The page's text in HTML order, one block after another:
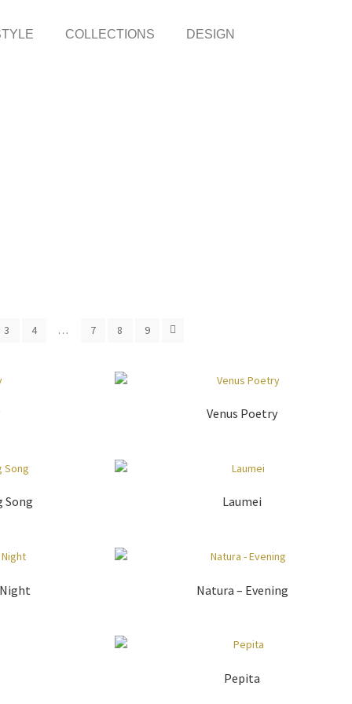
COLLECTIONS DESIGN
3 4 … 7 8 9
Venus Poetry
Song Laumei
Natura – Evening
Pepita